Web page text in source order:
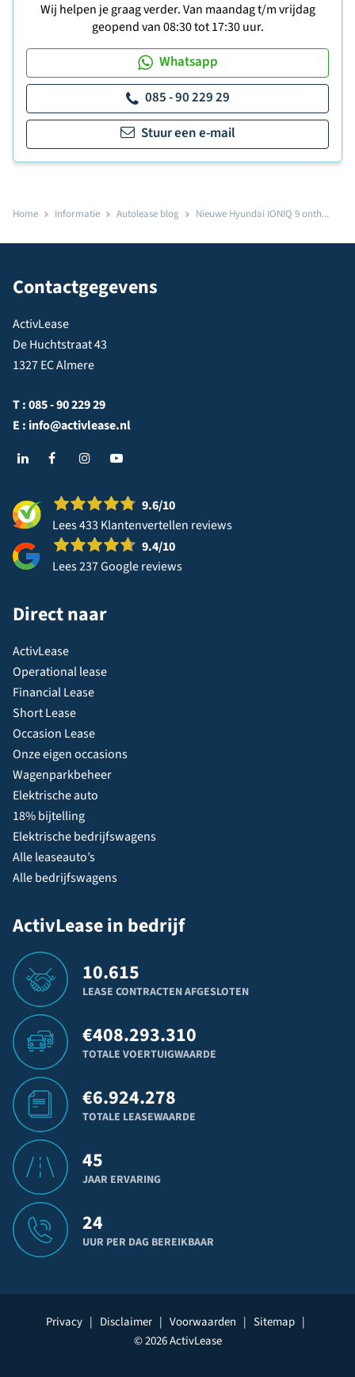
Wij helpen je graag verder. Van maandag t/m vrijdag
geopend van 08:30 tot 17:30 uur.
Whatsapp
085 - 90 229 29
Stuur een e-mail
Home Informatie Autolease blog Nieuwe Hyundai IONIQ 9 onth...
Contactgegevens
ActivLease
De Huchtstraat 43
1327 EC Almere
T :085 - 90 229 29
E : info@activlease.nl
9.6/10
Lees 433 Klantenvertellen reviews
9.4/10
Lees 237 Google reviews
Direct naar
ActivLease
Operational lease
Financial Lease
Short Lease
Occasion Lease
Onze eigen occasions
Wagenparkbeheer
Elektrische auto
18% bijtelling
Elektrische bedrijfswagens
Alle leaseauto’s
Alle bedrijfswagens
ActivLease in bedrijf
10.615
LEASE CONTRACTEN AFGESLOTEN
€408.293.310
TOTALE VOERTUIGWAARDE
€6.924.278
TOTALE LEASEWAARDE
45
JAAR ERVARING
24
UUR PER DAG BEREIKBAAR
Privacy | Disclaimer | Voorwaarden | Sitemap |
© 2026 ActivLease